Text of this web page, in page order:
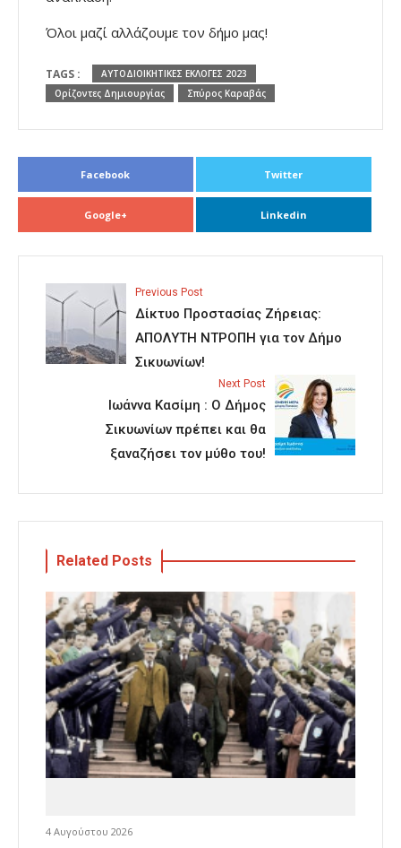
Όλοι μαζί αλλάζουμε τον δήμο μας!
TAGS :
ΑΥΤΟΔΙΟΙΚΗΤΙΚΕΣ ΕΚΛΟΓΕΣ 2023
Ορίζοντες Δημιουργίας
Σπύρος Καραβάς
Facebook Twitter
Google+ Linkedin
Previous Post
Δίκτυο Προστασίας Ζήρειας:
ΑΠΟΛΥΤΗ ΝΤΡΟΠΗ για τον Δήμο
Σικυωνίων!
Next Post
Ιωάννα Κασίμη : Ο Δήμος
Σικυωνίων πρέπει και θα
ξαναζήσει τον μύθο του!
Related Posts
4 Αυγούστου 2026